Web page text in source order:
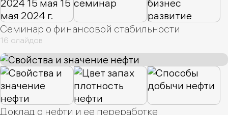
Семинар о финансовой стабильности
16 слайдов
Доклад о нефти и ее переработке